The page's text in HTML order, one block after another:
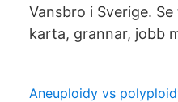
Vansbro i Sverige.
karta, grannar, jobb
Aneuploidy vs